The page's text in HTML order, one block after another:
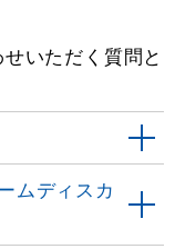
いただく質問と
ムディスカ